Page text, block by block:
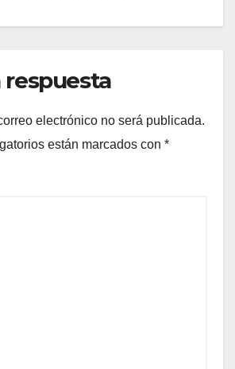
respuesta
electrónico no será publicada.
están marcados con *